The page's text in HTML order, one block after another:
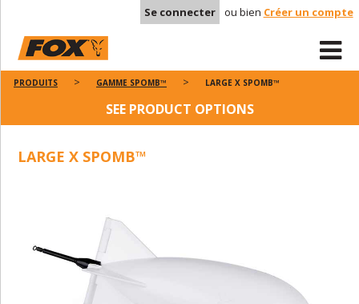
Se connecter ou bien Créer un compte
PRODUITS GAMME SPOMB™ LARGE X SPOMB™
SEE PRODUCT OPTIONS
LARGE X SPOMB™